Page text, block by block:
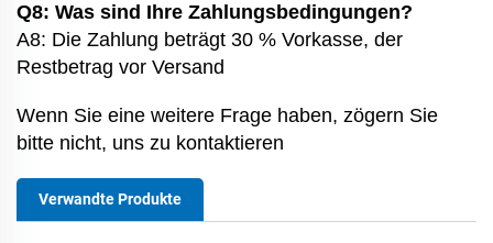
Q8: Was sind Ihre Zahlungsbedingungen?
A8: Die Zahlung beträgt 30 % Vorkasse, der
Restbetrag vor Versand
Wenn Sie eine weitere Frage haben, zögern Sie
bitte nicht, uns zu kontaktieren
Verwandte Produkte